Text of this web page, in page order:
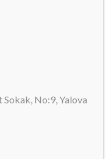
Sokak, No:9, Yalova